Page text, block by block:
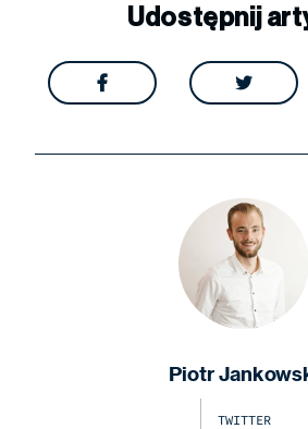
Udostępnij
 
Piotr
TWITTER